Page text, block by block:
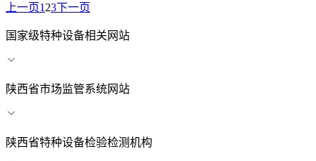
上一页123 下一页
国家级特种设备相关网站
陕西省市场监管系统网站
陕西省特种设备检验检测机构